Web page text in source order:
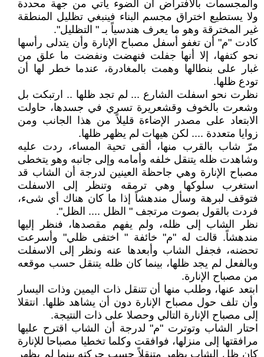
والمجسمات بالافتراض أن الضوء يأتي من جهة محددة
ولا يستطيع اختراق مجسم البناء فينبغي تظليل المنطقة
غير المخترقة وهو ما يعرف هندسياً بـ " التظليل".
كادت "م" أن تغفو أسفل مصباح الإنارة وأن يتدلى رأسها
نحو كتفها، إلا أنها جفلت فنهضت ونفضت ما علق من
غبار على بنطالها وهمت بالمغادرة، عندما خطر لها أن
تودع ظلها.
نظرت نحو اسفلت الشارع ... لم تجد ظلها .. ارتبكت بل
وشعرت بالخوف وقشعريرة تسري في جسدها، حاولت
الابتعاد على مصدر الإضاءة قليلاً من هذا الجانب ومن
زوايا متعددة .... لكن هيهات لم يظهر ظلها.
مرّ شاب بالقرب منها، ألقى تحية المساء، ردت عليه
وشاهدت ظله يتنقل خلفه وأمامه وإلى جانبه وهو يتخطى
مصباح الإنارة وهي جاحظة العينين لدرجة أن الشاب قد
استغرب سلوكها وهي ترمقه وتنظر إلى الاسفلت
فتوقف لبرهة وسأل مندهشاً إذا ما كان هناك أي شىء،
فردت بالقول بصوت مرتجف " الظل .... الظل".
نظر الشاب إلى ظله، ولم يفهم مقصدها، فنظر إليها
مندهشاً. قالت له "م" خائفة " اختفى ظلي" وأسرعت
تحضنه، فجفل الشاب وأبعدها عنه ونظر إلى الاسفلت
وبالفعل لم يجد ظلها، بينما كان ظله يتنقل حسب موقعه
من مصباح الإنارة.
ابتعد عنها، وطلب منها أن تتنقل ذات اليمين وذات اليسار
وأن تلف حول مصباح الإنارة دون أن يشاهد ظلها. انتقلا
إلى مصباح الإنارة التالي وحصلا على ذات النتيجة.
احتار الشاب وتوترت "م" لدرجة أن الشاب اقترح عليها
مرافقتها إلى منزلها، فوافقت وكلما تخطيا مصباحا للإنارة
كان ظل الشاب يظهر متنقلاً حسب حركته بينما لم يظهر